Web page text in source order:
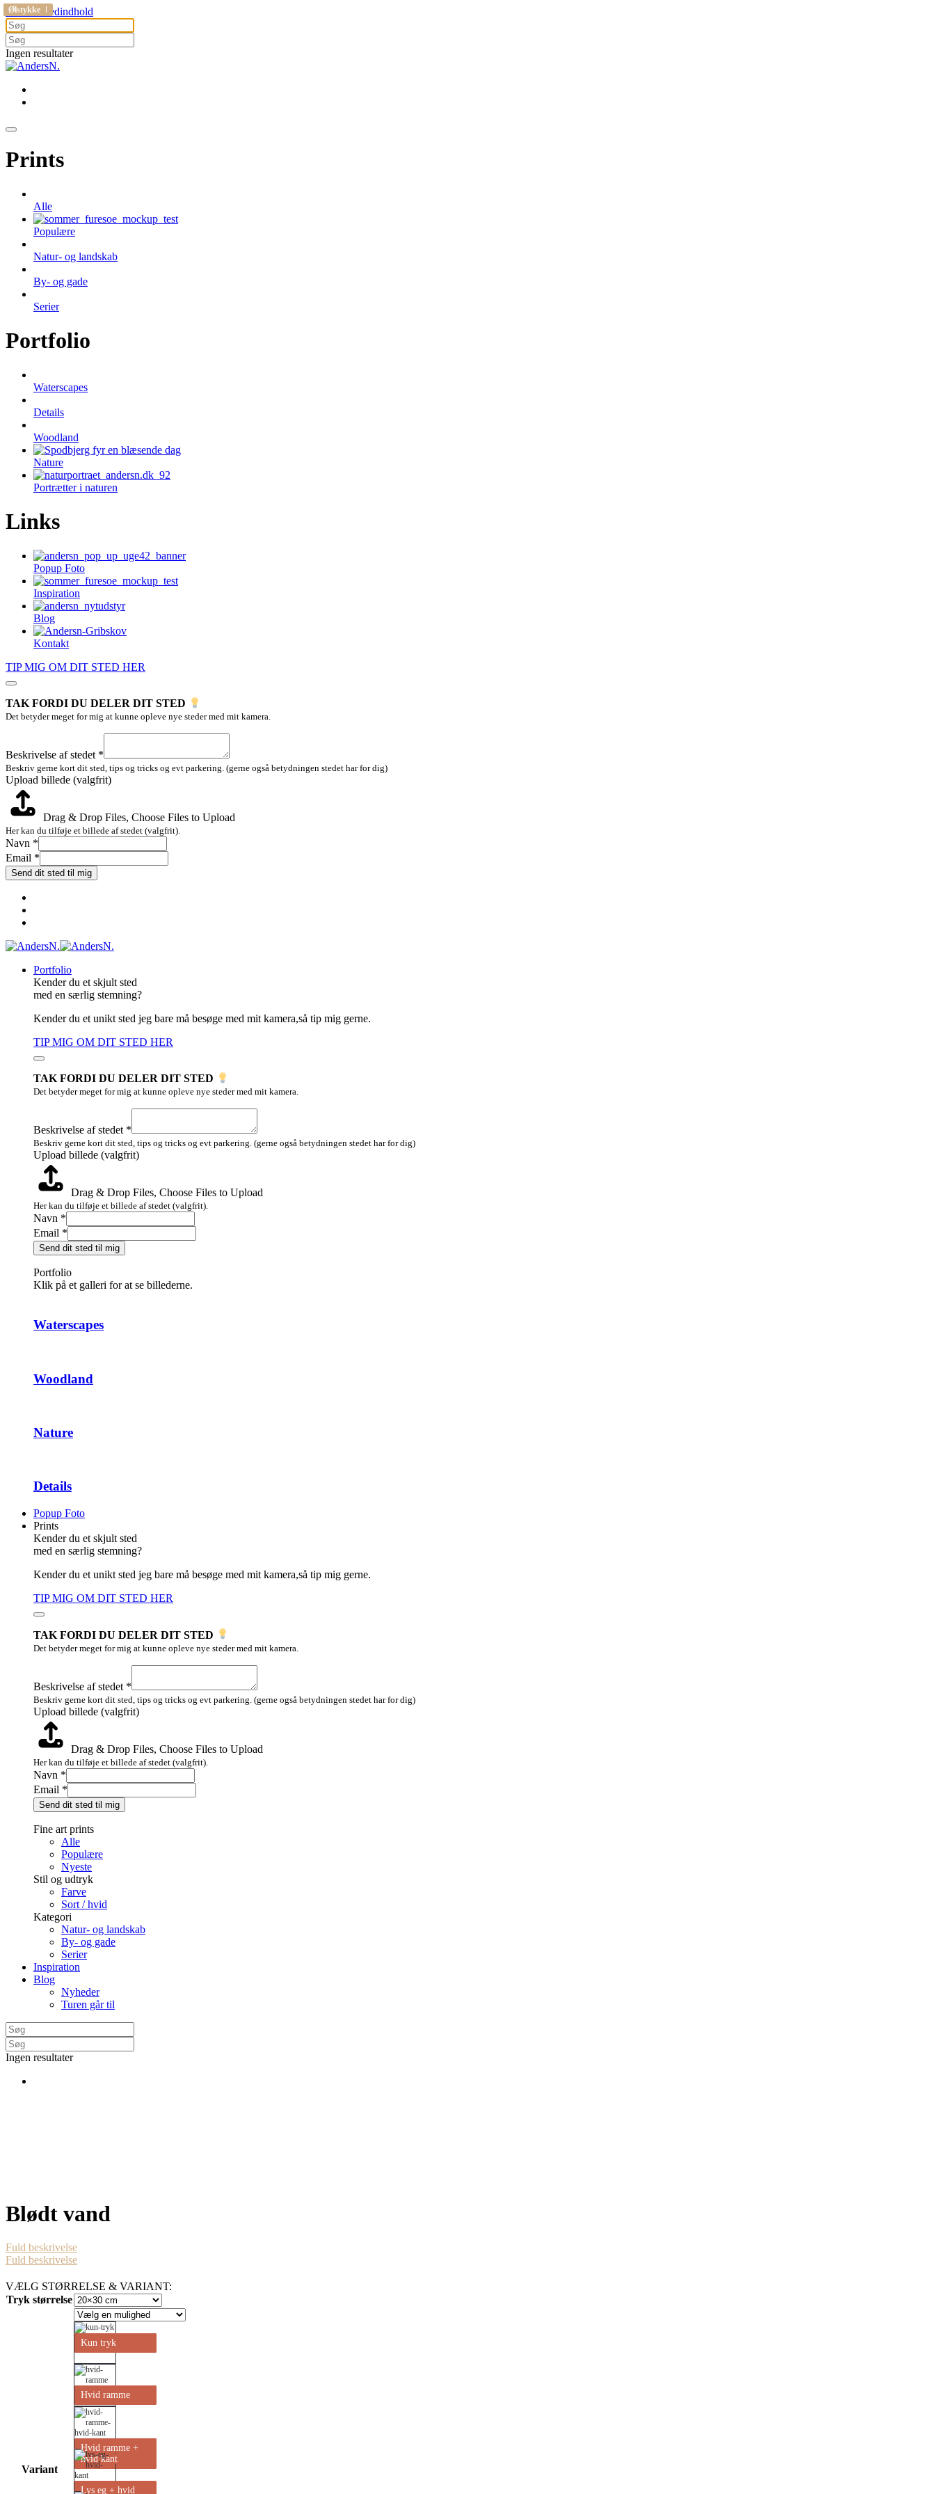
Gå til hovedindhold
Ingen resultater
Prints
Alle
Populære
Natur- og landskab
By- og gade
Serier
Portfolio
Waterscapes
Details
Woodland
Nature
Portrætter i naturen
Links
Popup Foto
Inspiration
Blog
Kontakt
TIP MIG OM DIT STED HER
TAK FORDI DU DELER DIT STED
Det betyder meget for mig at kunne opleve nye steder med mit kamera.
(valgfrit)
Email
Beskrivelse af stedet *
Beskriv gerne kort dit sted, tips og tricks og evt parkering. (gerne også betydningen stedet har for dig)
Upload billede (valgfrit)
Drag & Drop Files, Choose Files to Upload
Her kan du tilføje et billede af stedet (valgfrit).
Navn *
Email *
Send dit sted til mig
Portfolio
Kender du et skjult sted
med en særlig stemning?
Kender du et unikt sted jeg bare må besøge med mit kamera,så tip mig gerne.
TIP MIG OM DIT STED HER
TAK FORDI DU DELER DIT STED
Det betyder meget for mig at kunne opleve nye steder med mit kamera.
Upload
(valgfrit)
Beskrivelse af stedet *
Beskriv gerne kort dit sted, tips og tricks og evt parkering. (gerne også betydningen stedet har for dig)
Upload billede (valgfrit)
Drag & Drop Files, Choose Files to Upload
Her kan du tilføje et billede af stedet (valgfrit).
Navn *
Email *
Send dit sted til mig
Portfolio
Klik på et galleri for at se billederne.
Waterscapes
Woodland
Nature
Details
Popup Foto
Prints
Kender du et skjult sted
med en særlig stemning?
Kender du et unikt sted jeg bare må besøge med mit kamera,så tip mig gerne.
TIP MIG OM DIT STED HER
TAK FORDI DU DELER DIT STED
Det betyder meget for mig at kunne opleve nye steder med mit kamera.
billede
stedet
Beskrivelse af stedet *
Beskriv gerne kort dit sted, tips og tricks og evt parkering. (gerne også betydningen stedet har for dig)
Upload billede (valgfrit)
Drag & Drop Files, Choose Files to Upload
Her kan du tilføje et billede af stedet (valgfrit).
Navn *
Email *
Send dit sted til mig
Fine art prints
Alle
Populære
Nyeste
Stil og udtryk
Farve
Sort / hvid
Kategori
Natur- og landskab
By- og gade
Serier
Inspiration
Blog
Nyheder
Turen går til
Ingen resultater
Hundested
Blødt vand
Fuld beskrivelse
Fuld beskrivelse
VÆLG STØRRELSE & VARIANT:
Tryk størrelse
Variant
Kun tryk
Hvid ramme
Hvid ramme +
hvid kant
Lys eg + hvid
Stevns
Ølstykke
Hundested
Ølstykke
Ølstykke
Ølstykke